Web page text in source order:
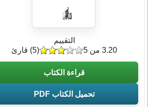
التقييم
(
5) قارئ 3.20 من 5
قراءة الكتاب
تحميل الكتاب PDF